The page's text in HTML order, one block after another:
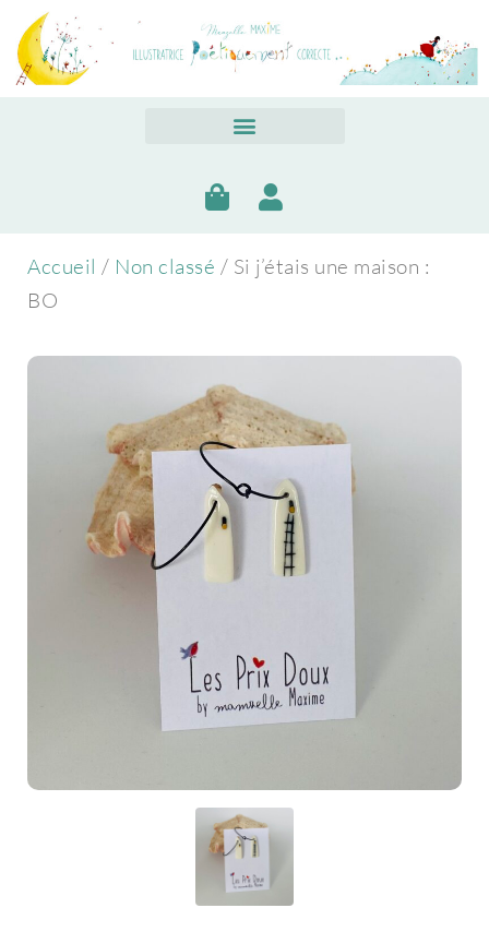
Accueil / Non classé / Si j’étais une maison :
BO